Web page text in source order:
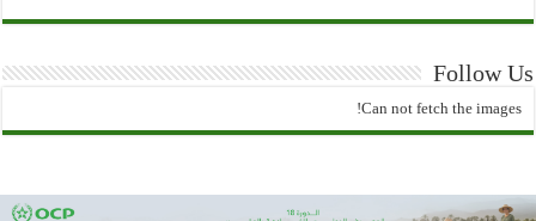
Follow Us
Can not fetch the images!